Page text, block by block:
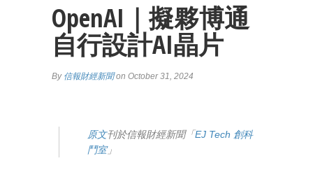
OpenAI｜擬夥博通
自行設計AI晶片
By 信報財經新聞on October 31, 2024
原文刊於信報財經新聞「EJ Tech 創科
鬥室」